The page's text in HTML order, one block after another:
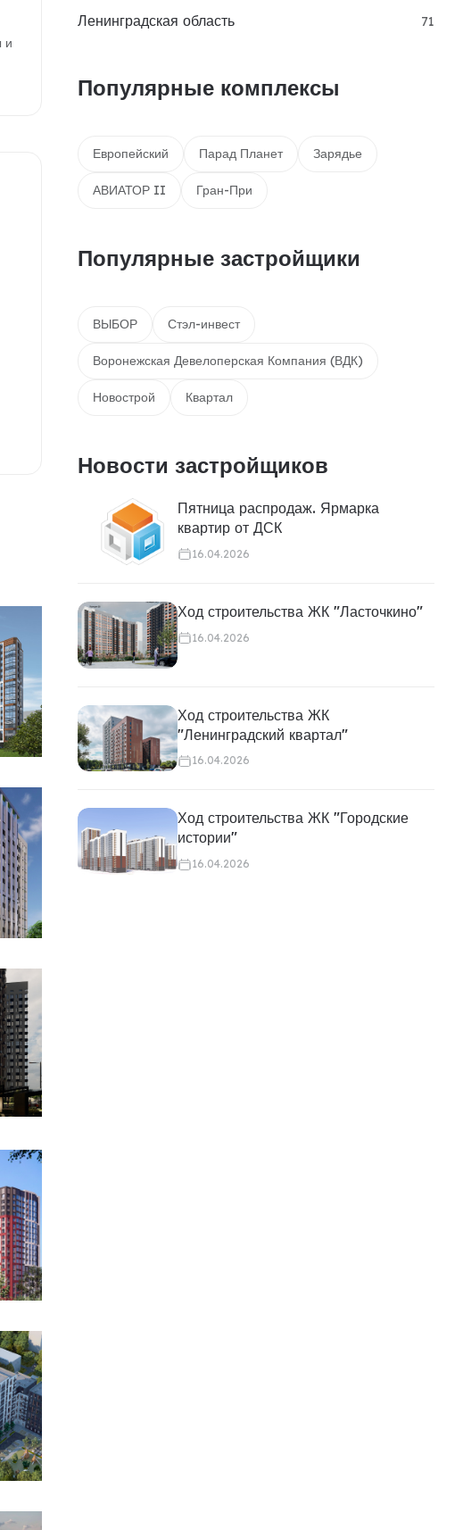
и
Ленинградская область 71
Популярные комплексы
Европейский Парад Планет Зарядье
АВИАТОР II Гран-При
Популярные застройщики
ВЫБОР Стэл-инвест
Воронежская Девелоперская Компания (ВДК)
Новострой Квартал
Новости застройщиков
Пятница распродаж. Ярмарка
квартир от ДСК
16.04.2026
Ход строительства ЖК "Ласточкино"
16.04.2026
Ход строительства ЖК
"Ленинградский квартал"
16.04.2026
Ход строительства ЖК "Городские
истории"
16.04.2026